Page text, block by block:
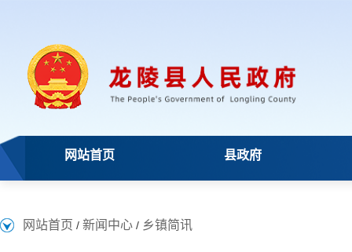
网站首页 县政府
网站首页 / 新闻中心 / 乡镇简讯